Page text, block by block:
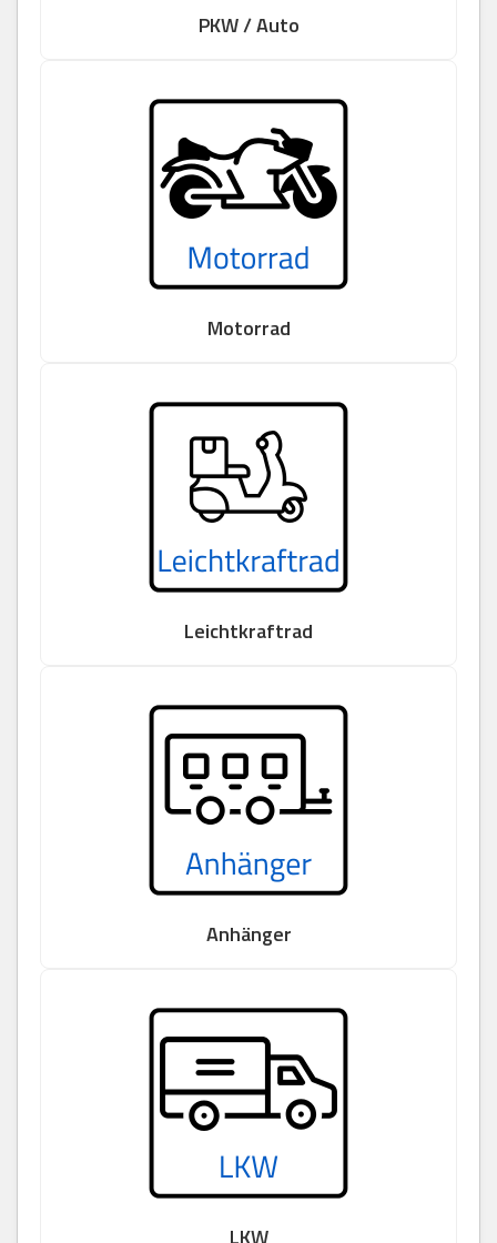
PKW / Auto
Motorrad
Leichtkraftrad
Anhänger
LKW